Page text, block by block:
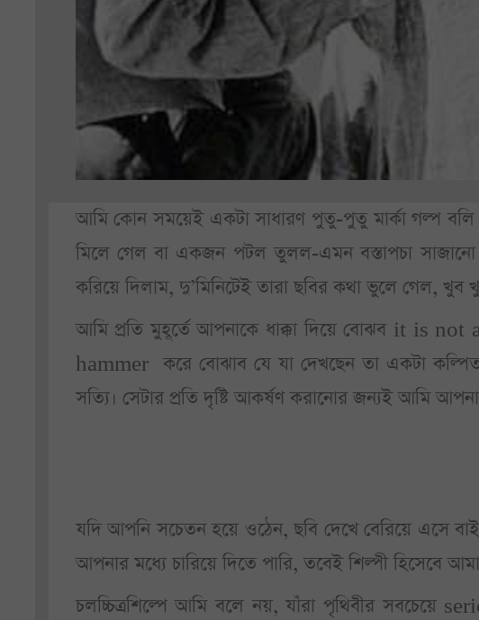
আমি কোন সময়েই একটা সাধারণ পুতু-পুতু মার্কা গল্প বলি
মিলে গেল বা একজন পটল তুলল-এমন বস্তাপচা সাজানো
করিয়ে দিলাম, দু’মিনিটেই তারা ছবির কথা ভুলে গেল,
আমি প্রতি মুহূর্তে আপনাকে ধাক্কা দিয়ে বোঝব it is
hammer করে বোঝাব যে যা দেখছেন তা একটা কল্পিত
সত্যি। সেটার প্রতি দৃষ্টি আকর্ষণ করানোর জন্যই আমি
যদি আপনি সচেতন হয়ে ওঠেন, ছবি দেখে বেরিয়ে এসে
আপনার মধ্যে চারিয়ে দিতে পারি, তবেই শিল্পী হিসেবে
চলচ্চিত্রশিল্পে আমি বলে নয়, যাঁরা পৃথিবীর সবচেয়ে